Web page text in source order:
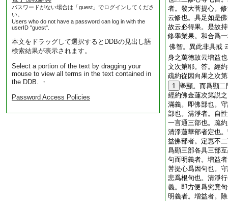
パスワードがない場合は「guest」でログインしてくださ
い。
Users who do not have a password can log in with the
userID "guest".
本文をドラッグして選択するとDDBの見出し語
検索結果が表示されます。
Select a portion of the text by dragging your
mouse to view all terms in the text contained in
the DDB. ・
Password Access Policies
者。發大菩提心。
云修也。具足如是
故云必得果。是故
修學業果。和合爲
佛智。異此非具戒
身之萬徳故云増益
文次第耶。答。經
疏約從因向果之次
1 擧顯。而爲顯
經約佛金蓮次第説
滿義。即佛部也。
部也。清淨者。自
一言通三部也。疏
清淨蓮華部者定也
益佛部者。定惠不
爲顯三部各具三部
句而明義者。増益
菩提心爲因句也。
悲爲根句也。清淨
義。即方便爲究竟
明義者。増益者。